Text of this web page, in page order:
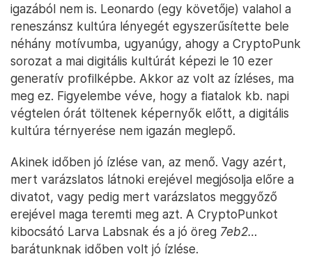
igazából nem is. Leonardo (egy követője) valahol a
reneszánsz kultúra lényegét egyszerűsítette bele
néhány motívumba, ugyanúgy, ahogy a CryptoPunk
sorozat a mai digitális kultúrát képezi le 10 ezer
generatív profilképbe. Akkor az volt az ízléses, ma
meg ez. Figyelembe véve, hogy a fiatalok kb. napi
végtelen órát töltenek képernyők előtt, a digitális
kultúra térnyerése nem igazán meglepő.
Akinek időben jó ízlése van, az menő. Vagy azért,
mert varázslatos látnoki erejével megjósolja előre a
divatot, vagy pedig mert varázslatos meggyőző
erejével maga teremti meg azt. A CryptoPunkot
kibocsátó Larva Labsnak és a jó öreg 7eb2…
barátunknak időben volt jó ízlése.